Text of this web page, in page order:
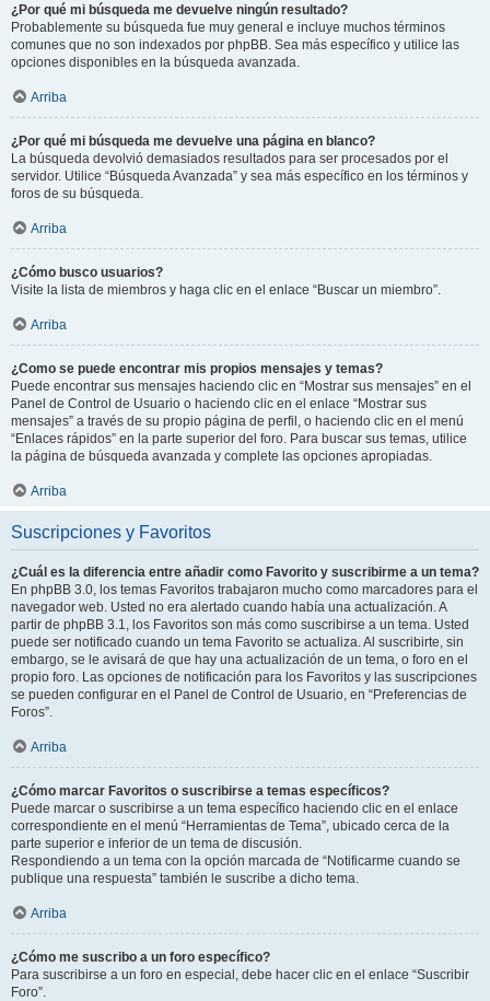
¿Por qué mi búsqueda me devuelve ningún resultado?
Probablemente su búsqueda fue muy general e incluye muchos términos
comunes que no son indexados por phpBB. Sea más específico y utilice las
opciones disponibles en la búsqueda avanzada.
Arriba
¿Por qué mi búsqueda me devuelve una página en blanco?
La búsqueda devolvió demasiados resultados para ser procesados por el
servidor. Utilice “Búsqueda Avanzada” y sea más específico en los términos y
foros de su búsqueda.
Arriba
¿Cómo busco usuarios?
Visite la lista de miembros y haga clic en el enlace “Buscar un miembro”.
Arriba
¿Como se puede encontrar mis propios mensajes y temas?
Puede encontrar sus mensajes haciendo clic en “Mostrar sus mensajes” en el
Panel de Control de Usuario o haciendo clic en el enlace “Mostrar sus
mensajes” a través de su propio página de perfil, o haciendo clic en el menú
“Enlaces rápidos” en la parte superior del foro. Para buscar sus temas, utilice
la página de búsqueda avanzada y complete las opciones apropiadas.
Arriba
Suscripciones y Favoritos
¿Cuál es la diferencia entre añadir como Favorito y suscribirme a un tema?
En phpBB 3.0, los temas Favoritos trabajaron mucho como marcadores para el
navegador web. Usted no era alertado cuando había una actualización. A
partir de phpBB 3.1, los Favoritos son más como suscribirse a un tema. Usted
puede ser notificado cuando un tema Favorito se actualiza. Al suscribirte, sin
embargo, se le avisará de que hay una actualización de un tema, o foro en el
propio foro. Las opciones de notificación para los Favoritos y las suscripciones
se pueden configurar en el Panel de Control de Usuario, en “Preferencias de
Foros”.
Arriba
¿Cómo marcar Favoritos o suscribirse a temas específicos?
Puede marcar o suscribirse a un tema específico haciendo clic en el enlace
correspondiente en el menú “Herramientas de Tema”, ubicado cerca de la
parte superior e inferior de un tema de discusión.
Respondiendo a un tema con la opción marcada de “Notificarme cuando se
publique una respuesta” también le suscribe a dicho tema.
Arriba
¿Cómo me suscribo a un foro específico?
Para suscribirse a un foro en especial, debe hacer clic en el enlace “Suscribir
Foro”.